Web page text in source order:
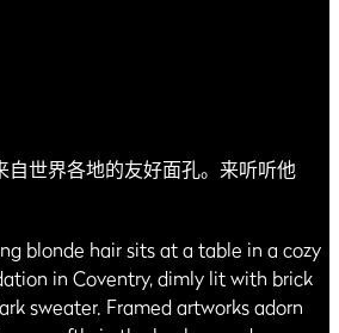
自世界各地的友好面孔。来听听他